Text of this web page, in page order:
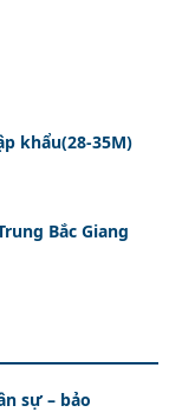
khẩu(28-35M)
Bắc Giang
sự – bảo